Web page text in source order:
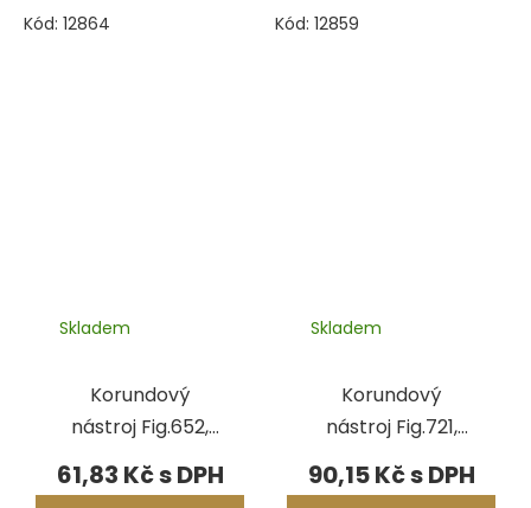
Kód: 12864 Kód: 12859
Korundový
nástroj Fig.652,
pr.3,30 mm
Skladem
61,83 Kč
Korundový
nástroj Fig.721,
pr.12,50 mm
Skladem
90,15 Kč